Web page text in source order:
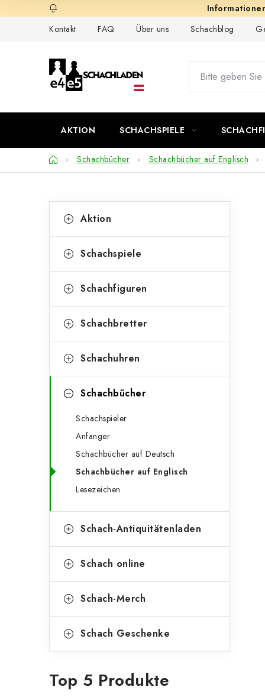
Inhalt
Kontakt
FAQ Über uns Schachblog
AKTION SCHACHSPIELE
StartseiteSchachbücher Schachbücher auf Englisch
e
t
e
l
e
überspringen
a
e
o
i
Aktion
Schachspiele
Schachfiguren
Schachbretter
Schachuhren
Schachbücher
Schachspieler
Anfänger
Schachbücher auf Deutsch
Schachbücher auf Englisch
Lesezeichen
Schach-Antiquitätenladen
Schach online
Schach-Merch
Schach Geschenke
Top 5 Produkte